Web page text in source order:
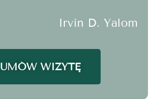
Irvin D. Yalom
UMÓW WIZYTĘ